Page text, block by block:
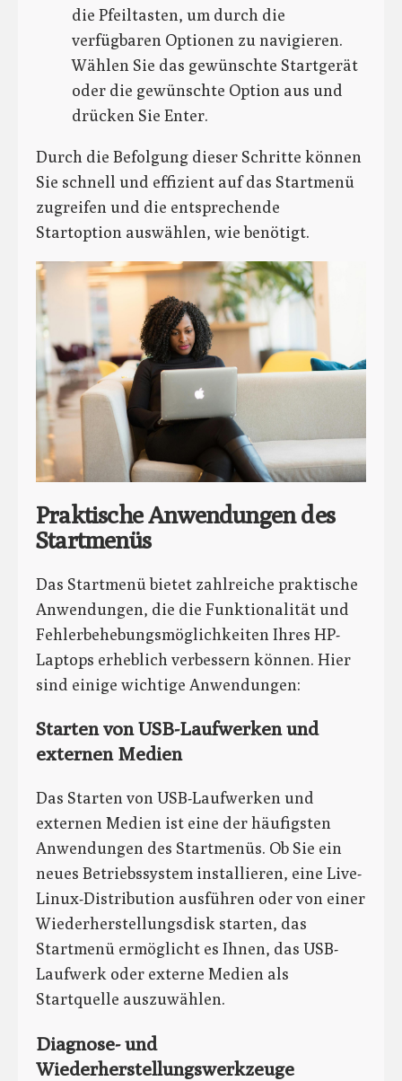
die Pfeiltasten, um durch die
verfügbaren Optionen zu navigieren.
Wählen Sie das gewünschte Startgerät
oder die gewünschte Option aus und
drücken Sie Enter.
Durch die Befolgung dieser Schritte können
Sie schnell und effizient auf das Startmenü
zugreifen und die entsprechende
Startoption auswählen, wie benötigt.
Praktische Anwendungen des
Startmenüs
Das Startmenü bietet zahlreiche praktische
Anwendungen, die die Funktionalität und
Fehlerbehebungsmöglichkeiten Ihres HP-
Laptops erheblich verbessern können. Hier
sind einige wichtige Anwendungen:
Starten von USB-Laufwerken und
externen Medien
Das Starten von USB-Laufwerken und
externen Medien ist eine der häufigsten
Anwendungen des Startmenüs. Ob Sie ein
neues Betriebssystem installieren, eine Live-
Linux-Distribution ausführen oder von einer
Wiederherstellungsdisk starten, das
Startmenü ermöglicht es Ihnen, das USB-
Laufwerk oder externe Medien als
Startquelle auszuwählen.
Diagnose- und
Wiederherstellungswerkzeuge